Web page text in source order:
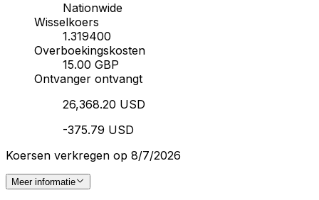
Nationwide
Wisselkoers
1.319400
Overboekingskosten
15.00 GBP
Ontvanger ontvangt
26,368.20 USD
-375.79 USD
Koersen verkregen op 8/7/2026
Meer informatie